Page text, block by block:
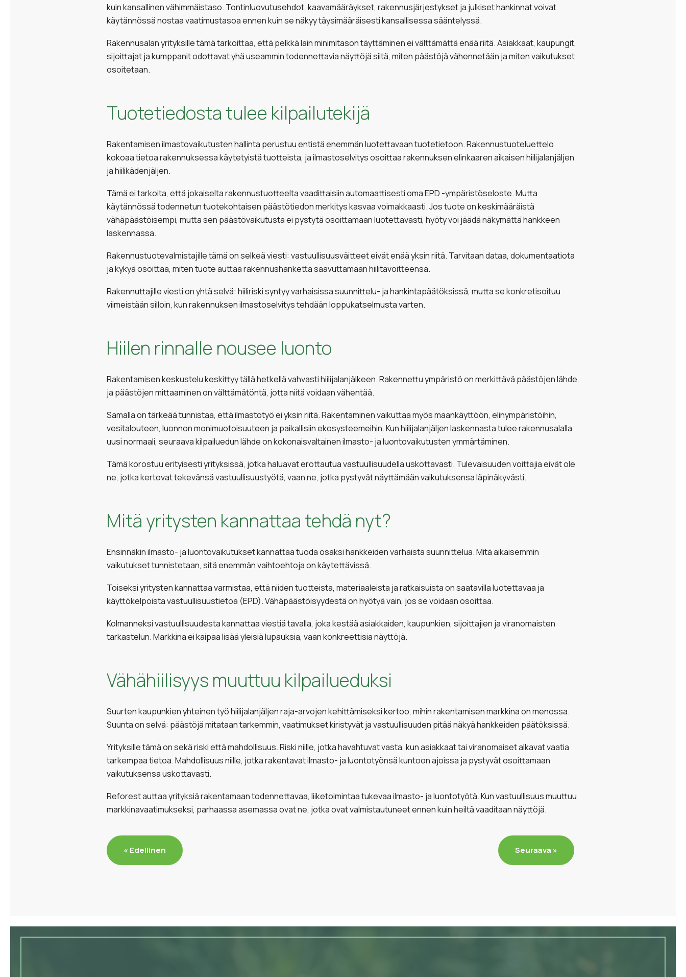
kuin kansallinen vähimmäistaso. Tontinluovutusehdot, kaavamääräykset, rakennusjärjestykset ja julkiset hankinnat voivat
käytännössä nostaa vaatimustasoa ennen kuin se näkyy täysimääräisesti kansallisessa sääntelyssä.
Rakennusalan yrityksille tämä tarkoittaa, että pelkkä lain minimitason täyttäminen ei välttämättä enää riitä. Asiakkaat, kaupungit,
sijoittajat ja kumppanit odottavat yhä useammin todennettavia näyttöjä siitä, miten päästöjä vähennetään ja miten vaikutukset
osoitetaan.
Tuotetiedosta tulee kilpailutekijä
Rakentamisen ilmastovaikutusten hallinta perustuu entistä enemmän luotettavaan tuotetietoon. Rakennustuoteluettelo
kokoaa tietoa rakennuksessa käytetyistä tuotteista, ja ilmastoselvitys osoittaa rakennuksen elinkaaren aikaisen hiilijalanjäljen
ja hiilikädenjäljen.
Tämä ei tarkoita, että jokaiselta rakennustuotteelta vaadittaisiin automaattisesti oma EPD -ympäristöseloste. Mutta
käytännössä todennetun tuotekohtaisen päästötiedon merkitys kasvaa voimakkaasti. Jos tuote on keskimääräistä
vähäpäästöisempi, mutta sen päästövaikutusta ei pystytä osoittamaan luotettavasti, hyöty voi jäädä näkymättä hankkeen
laskennassa.
Rakennustuotevalmistajille tämä on selkeä viesti: vastuullisuusväitteet eivät enää yksin riitä. Tarvitaan dataa, dokumentaatiota
ja kykyä osoittaa, miten tuote auttaa rakennushanketta saavuttamaan hiilitavoitteensa.
Rakennuttajille viesti on yhtä selvä: hiiliriski syntyy varhaisissa suunnittelu- ja hankintapäätöksissä, mutta se konkretisoituu
viimeistään silloin, kun rakennuksen ilmastoselvitys tehdään loppukatselmusta varten.
Hiilen rinnalle nousee luonto
Rakentamisen keskustelu keskittyy tällä hetkellä vahvasti hiilijalanjälkeen. Rakennettu ympäristö on merkittävä päästöjen lähde,
ja päästöjen mittaaminen on välttämätöntä, jotta niitä voidaan vähentää.
Samalla on tärkeää tunnistaa, että ilmastotyö ei yksin riitä. Rakentaminen vaikuttaa myös maankäyttöön, elinympäristöihin,
vesitalouteen, luonnon monimuotoisuuteen ja paikallisiin ekosysteemeihin. Kun hiilijalanjäljen laskennasta tulee rakennusalalla
uusi normaali, seuraava kilpailuedun lähde on kokonaisvaltainen ilmasto- ja luontovaikutusten ymmärtäminen.
Tämä korostuu erityisesti yrityksissä, jotka haluavat erottautua vastuullisuudella uskottavasti. Tulevaisuuden voittajia eivät ole
ne, jotka kertovat tekevänsä vastuullisuustyötä, vaan ne, jotka pystyvät näyttämään vaikutuksensa läpinäkyvästi.
Mitä yritysten kannattaa tehdä nyt?
Ensinnäkin ilmasto- ja luontovaikutukset kannattaa tuoda osaksi hankkeiden varhaista suunnittelua. Mitä aikaisemmin
vaikutukset tunnistetaan, sitä enemmän vaihtoehtoja on käytettävissä.
Toiseksi yritysten kannattaa varmistaa, että niiden tuotteista, materiaaleista ja ratkaisuista on saatavilla luotettavaa ja
käyttökelpoista vastuullisuustietoa (EPD). Vähäpäästöisyydestä on hyötyä vain, jos se voidaan osoittaa.
Kolmanneksi vastuullisuudesta kannattaa viestiä tavalla, joka kestää asiakkaiden, kaupunkien, sijoittajien ja viranomaisten
tarkastelun. Markkina ei kaipaa lisää yleisiä lupauksia, vaan konkreettisia näyttöjä.
Vähähiilisyys muuttuu kilpailueduksi
Suurten kaupunkien yhteinen työ hiilijalanjäljen raja-arvojen kehittämiseksi kertoo, mihin rakentamisen markkina on menossa.
Suunta on selvä: päästöjä mitataan tarkemmin, vaatimukset kiristyvät ja vastuullisuuden pitää näkyä hankkeiden päätöksissä.
Yrityksille tämä on sekä riski että mahdollisuus. Riski niille, jotka havahtuvat vasta, kun asiakkaat tai viranomaiset alkavat vaatia
tarkempaa tietoa. Mahdollisuus niille, jotka rakentavat ilmasto- ja luontotyönsä kuntoon ajoissa ja pystyvät osoittamaan
vaikutuksensa uskottavasti.
Reforest auttaa yrityksiä rakentamaan todennettavaa, liiketoimintaa tukevaa ilmasto- ja luontotyötä. Kun vastuullisuus muuttuu
markkinavaatimukseksi, parhaassa asemassa ovat ne, jotka ovat valmistautuneet ennen kuin heiltä vaaditaan näyttöjä.
« Edellinen Seuraava »